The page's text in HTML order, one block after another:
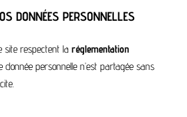
DONNÉES PERSONNELLES
site respectent la réglementation
personnelle n’est partagée sans